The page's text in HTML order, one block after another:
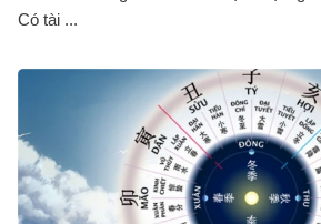
Có tài ...